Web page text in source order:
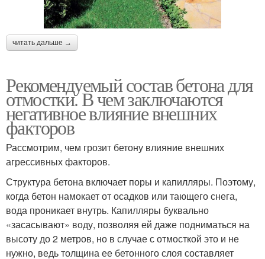
читать дальше →
Рекомендуемый состав бетона для
отмостки. В чем заключаются
негативное влияние внешних
факторов
Рассмотрим, чем грозит бетону влияние внешних
агрессивных факторов.
Структура бетона включает поры и капилляры. Поэтому,
когда бетон намокает от осадков или тающего снега,
вода проникает внутрь. Капилляры буквально
«засасывают» воду, позволяя ей даже подниматься на
высоту до 2 метров, но в случае с отмосткой это и не
нужно, ведь толщина ее бетонного слоя составляет